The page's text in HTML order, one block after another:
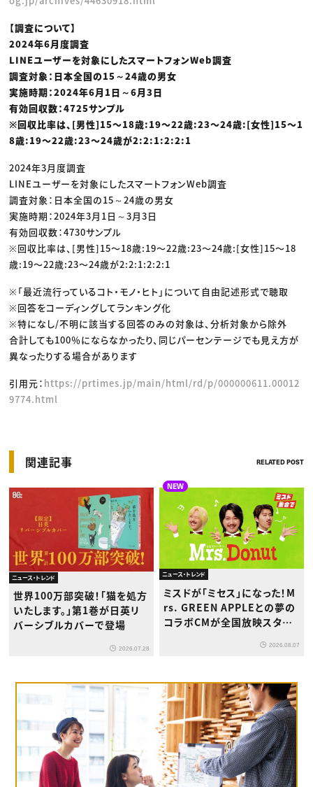
【調査について】
2024年6月度調査
LINEユーザーを対象にしたスマートフォンWeb調査
調査対象：日本全国の15～24歳の男女
実施時期：2024年6月1日～6月3日
有効回収数：4725サンプル
※回収比率は、[男性]15〜18歳:19〜22歳:23〜24歳:[女性]15〜1
8歳:19〜22歳:23〜24歳が2:2:1:2:2:1
2024年3月度調査
LINEユーザーを対象にしたスマートフォンWeb調査
調査対象：日本全国の15～24歳の男女
実施時期：2024年3月1日～3月3日
有効回収数：4730サンプル
※回収比率は、[男性]15〜18歳:19〜22歳:23〜24歳:[女性]15〜18
歳:19〜22歳:23〜24歳が2:2:1:2:2:1
※「最近流行っているコト・モノ・ヒト」について自由記述形式で聴取
※回答をコーディングしてランキング化
※特になし/不明に該当する回答のみの対象は、分析対象から除外
合計しても100％にならなかったり、同じパーセンテージでも見え方が
異なったりする場合があります
引用元： https://prtimes.jp/main/html/rd/p/000000611.00012
9774.html
関連記事 RELATED POST
ニュース・トレンド
世界100万部突破！「猫を処方
いたします。」第1巻が日英リ
バーシブルカバーで登場
2026.07.28
NEW
ニュース・トレンド
ミスドが「ミセス」になった！M
rs. GREEN APPLEとの夢の
コラボCMが全国放映スター
2026.08.07